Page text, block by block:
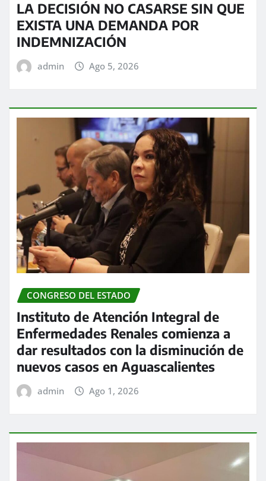
LA DECISIÓN NO CASARSE SIN QUE
EXISTA UNA DEMANDA POR
INDEMNIZACIÓN
admin Ago 5, 2026
CONGRESO DEL ESTADO
Instituto de Atención Integral de
Enfermedades Renales comienza a
dar resultados con la disminución de
nuevos casos en Aguascalientes
admin Ago 1, 2026